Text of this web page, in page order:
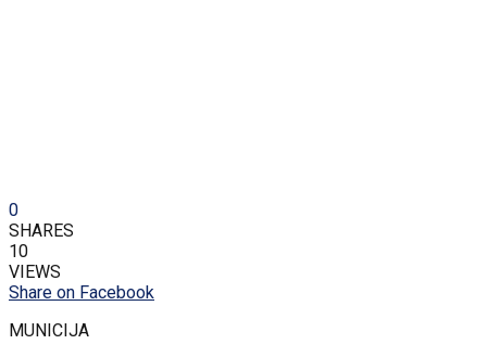
0
SHARES
10
VIEWS
Share on Facebook
MUNICIJA